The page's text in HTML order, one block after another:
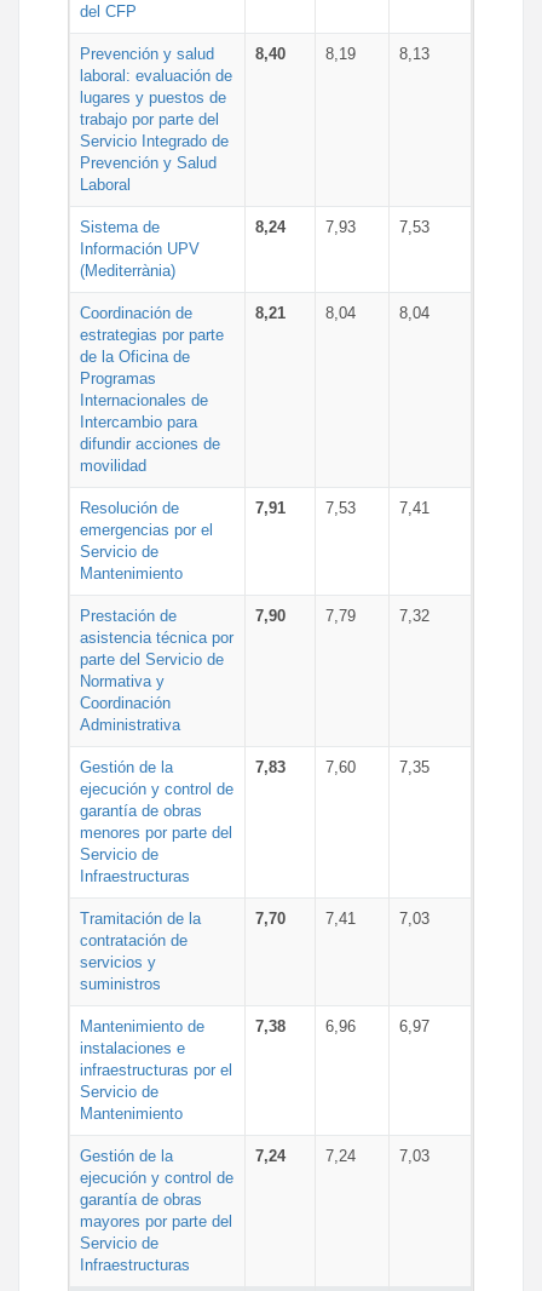
del CFP
Prevención y salud
laboral: evaluación de
lugares y puestos de
trabajo por parte del
Servicio Integrado de
Prevención y Salud
Laboral
8,40 8,19 8,13
Sistema de
Información UPV
(Mediterrània)
8,24 7,93 7,53
Coordinación de
estrategias por parte
de la Oficina de
Programas
Internacionales de
Intercambio para
difundir acciones de
movilidad
8,21 8,04 8,04
Resolución de
emergencias por el
Servicio de
Mantenimiento
7,91 7,53 7,41
Prestación de
asistencia técnica por
parte del Servicio de
Normativa y
Coordinación
Administrativa
7,90 7,79 7,32
Gestión de la
ejecución y control de
garantía de obras
menores por parte del
Servicio de
Infraestructuras
7,83 7,60 7,35
Tramitación de la
contratación de
servicios y
suministros
7,70 7,41 7,03
Mantenimiento de
instalaciones e
infraestructuras por el
Servicio de
Mantenimiento
7,38 6,96 6,97
Gestión de la
ejecución y control de
garantía de obras
mayores por parte del
Servicio de
Infraestructuras
7,24 7,24 7,03